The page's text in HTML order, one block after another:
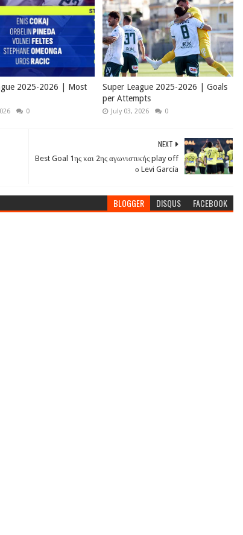
2025-2026 | Most
0
Super League 2025-2026 | Goals
per Attempts
July 03, 2026 0
NEXT
Best Goal 1ης και 2ης αγωνιστικής play off
ο Levi García
BLOGGER DISQUS FACEBOOK